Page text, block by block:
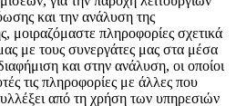
και την ανάλυση της
μοιραζόμαστε πληροφορίες σχετικά
με τους συνεργάτες μας στα μέσα
και στην ανάλυση, οι οποίοι
τις πληροφορίες με άλλες που
από τη χρήση των υπηρεσιών